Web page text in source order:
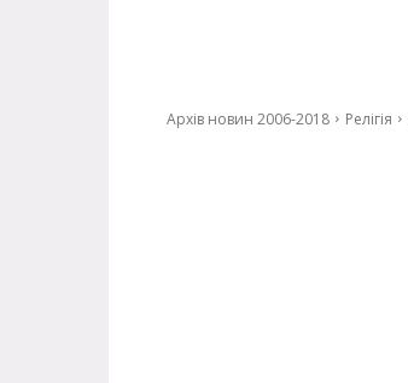
Архів новин 2006-2018 Релігія